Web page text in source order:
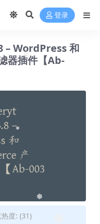
❅
❅
登录
WordPress 和
器插件【Ab-
度: (31)